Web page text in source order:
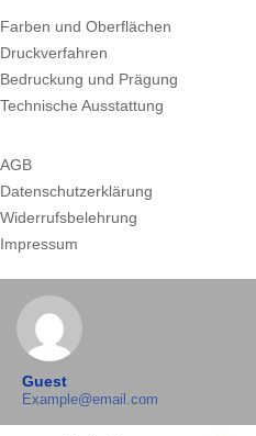
Farben und Oberflächen
Druckverfahren
Bedruckung und Prägung
Technische Ausstattung
AGB
Datenschutzerklärung
Widerrufsbelehrung
Impressum
Guest
Example@email.com